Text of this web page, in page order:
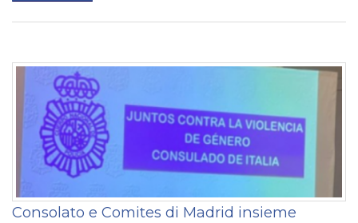
Consolato e Comites di Madrid insieme